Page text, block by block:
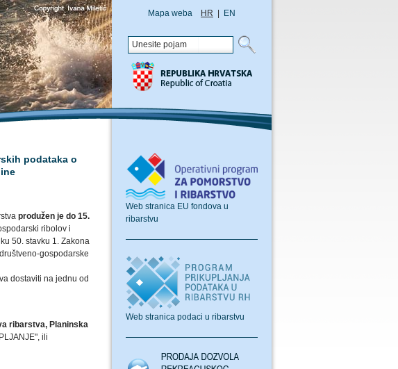
Mapa weba HR EN
podataka o
produžen je do 15.
ribolov i
50. stavku 1. Zakona
gospodarske
dostaviti na jednu od
ribarstva, Planinska
ili
Web stranica EU fondova u
ribarstvu
Web stranica podaci u ribarstvu